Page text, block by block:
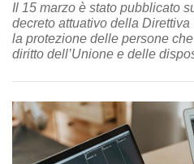
Il 15 marzo è stato pubblicato
decreto attuativo della
la protezione delle persone
diritto dell’Unione e delle